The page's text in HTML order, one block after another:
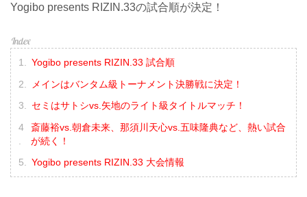
Yogibo presents RIZIN.33の試合順が決定！
Yogibo presents RIZIN.33 試合順
メインはバンタム級トーナメント決勝戦に決定！
セミはサトシvs.矢地のライト級タイトルマッチ！
斎藤裕vs.朝倉未来、那須川天心vs.五味隆典など、熱い試合
が続く！
Yogibo presents RIZIN.33 大会情報